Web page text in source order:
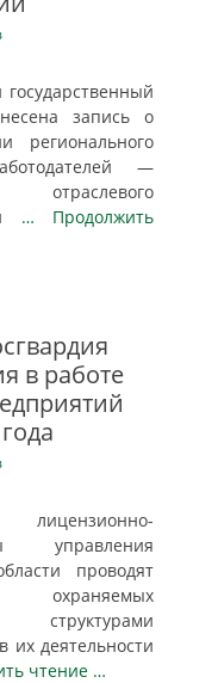
запись о
регионального
—
отраслевого
… Продолжить
в работе
управления
проводят
их деятельности
чтение …